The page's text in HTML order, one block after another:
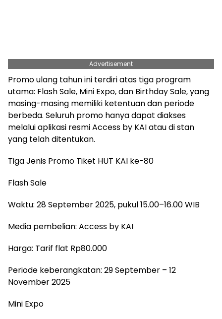
Advertisement
Promo ulang tahun ini terdiri atas tiga program
utama: Flash Sale, Mini Expo, dan Birthday Sale, yang
masing-masing memiliki ketentuan dan periode
berbeda. Seluruh promo hanya dapat diakses
melalui aplikasi resmi Access by KAI atau di stan
yang telah ditentukan.
Tiga Jenis Promo Tiket HUT KAI ke-80
Flash Sale
Waktu: 28 September 2025, pukul 15.00–16.00 WIB
Media pembelian: Access by KAI
Harga: Tarif flat Rp80.000
Periode keberangkatan: 29 September – 12
November 2025
Mini Expo